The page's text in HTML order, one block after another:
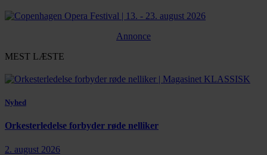
Annonce
MEST LÆSTE
Nyhed
Orkesterledelse forbyder røde nelliker
2. august 2026